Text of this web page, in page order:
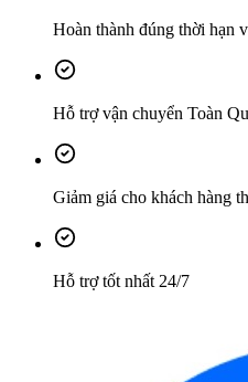
Hoàn thành đúng thời hạn
Hỗ trợ vận chuyển Toàn
Giảm giá cho khách hàng
Hỗ trợ tốt nhất 24/7